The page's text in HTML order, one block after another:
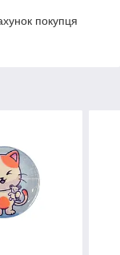
покупця